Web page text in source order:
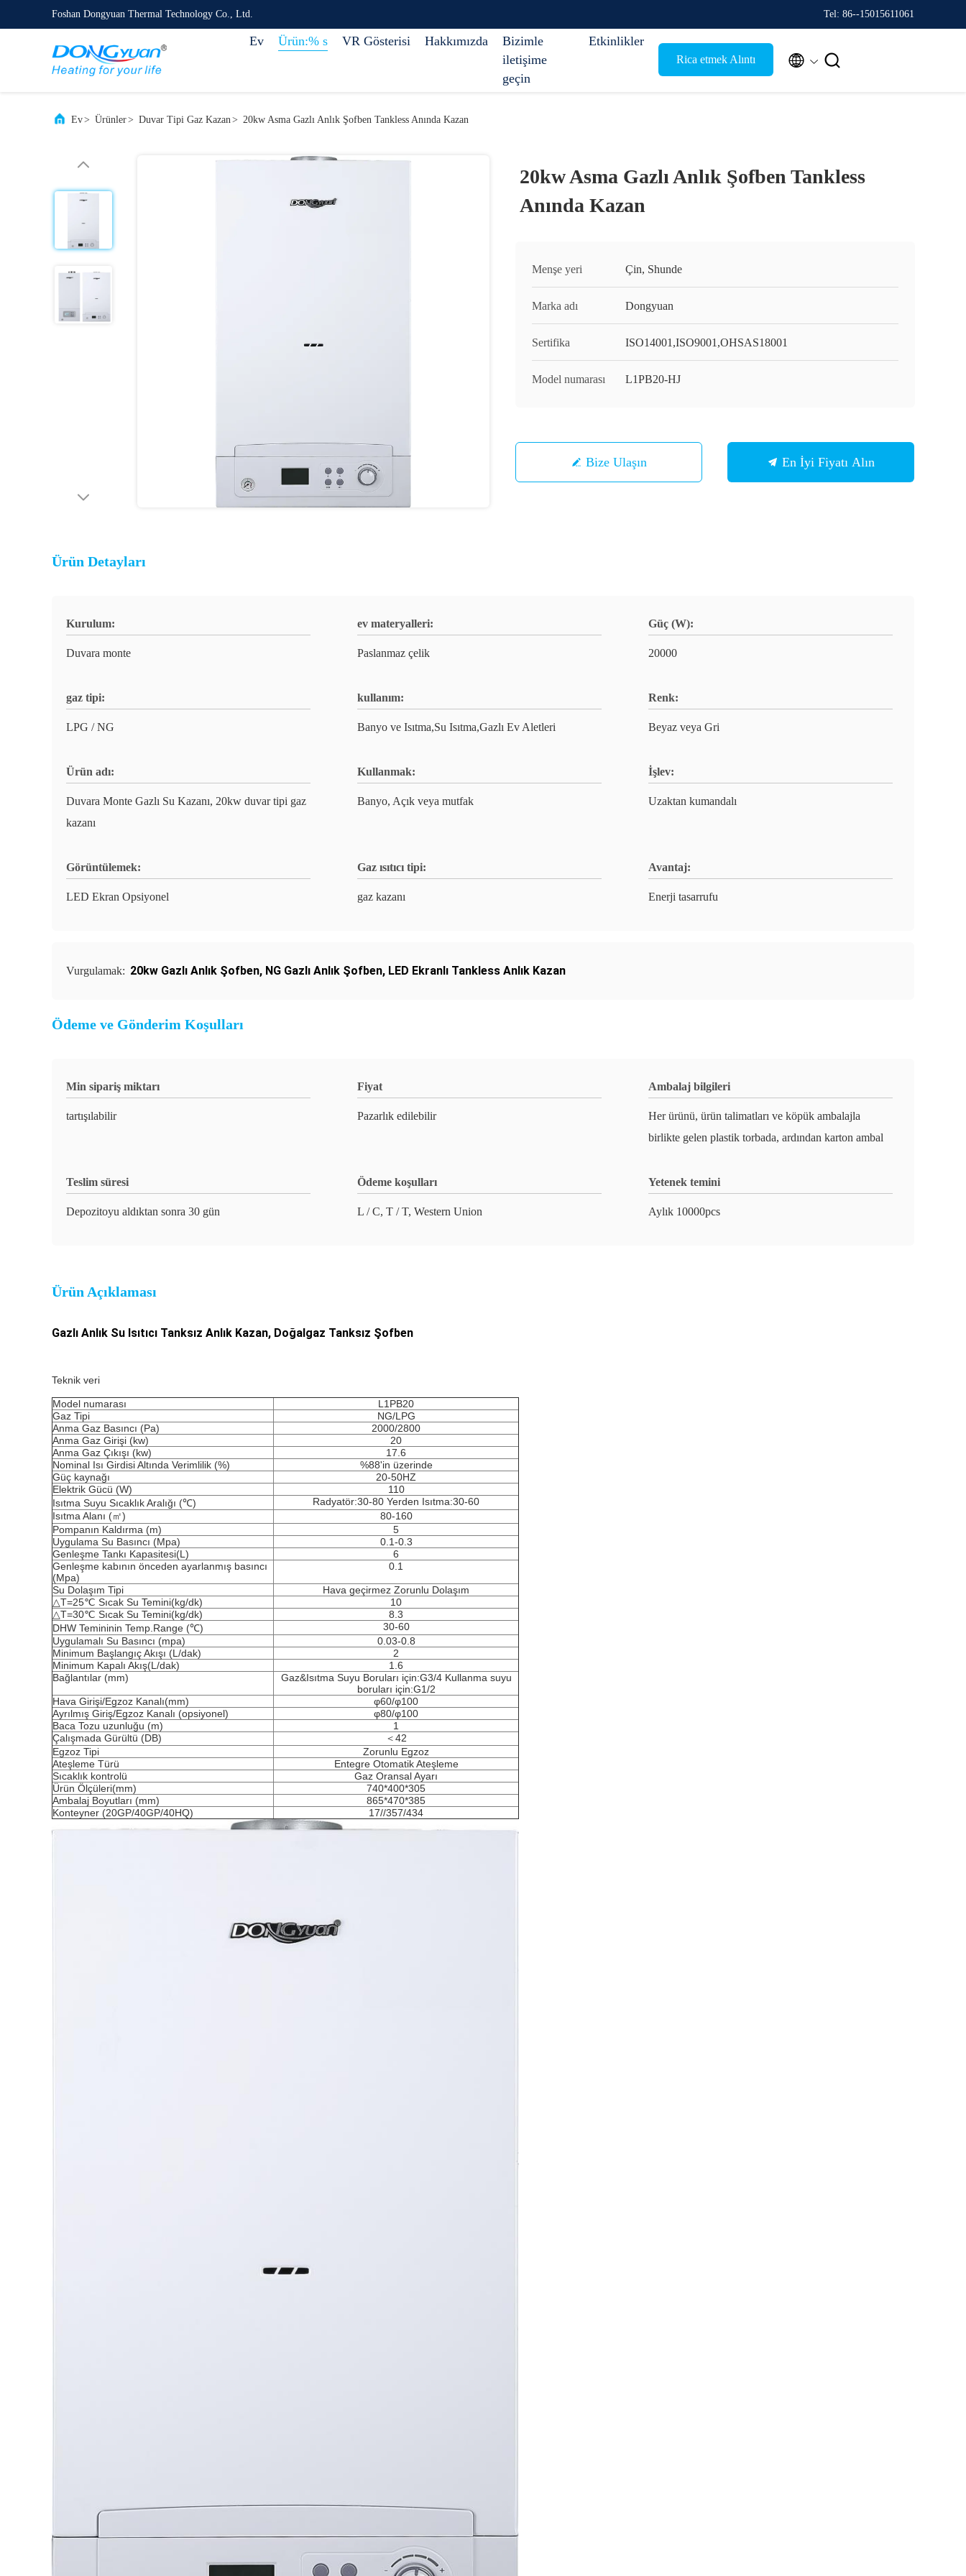
Foshan Dongyuan Thermal Technology Co., Ltd. Tel: 86--15015611061
Ev Ürün:% s VR Gösterisi Hakkımızda
Bizimle
iletişime
geçin
Etkinlikler
Rica etmek Alıntı  
Ev> Ürünler> Duvar Tipi Gaz Kazan> 20kw Asma Gazlı Anlık Şofben Tankless Anında Kazan
20kw Asma Gazlı Anlık Şofben Tankless
Anında Kazan
Menşe yeri Çin, Shunde
Marka adı Dongyuan
Sertifika ISO14001,ISO9001,OHSAS18001
Model numarası L1PB20-HJ
Bize Ulaşın En İyi Fiyatı Alın
Ürün Detayları
Kurulum:
Duvara monte
ev materyalleri:
Paslanmaz çelik
Güç (W):
20000
gaz tipi:
LPG / NG
kullanım:
Banyo ve Isıtma,Su Isıtma,Gazlı Ev Aletleri
Renk:
Beyaz veya Gri
Ürün adı:
Duvara Monte Gazlı Su Kazanı, 20kw duvar tipi gaz
kazanı
Kullanmak:
Banyo, Açık veya mutfak
İşlev:
Uzaktan kumandalı
Görüntülemek:
LED Ekran Opsiyonel
Gaz ısıtıcı tipi:
gaz kazanı
Avantaj:
Enerji tasarrufu
Vurgulamak: 20kw Gazlı Anlık Şofben, NG Gazlı Anlık Şofben, LED Ekranlı Tankless Anlık Kazan
Ödeme ve Gönderim Koşulları
Min sipariş miktarı
tartışılabilir
Fiyat
Pazarlık edilebilir
Ambalaj bilgileri
Her ürünü, ürün talimatları ve köpük ambalajla
birlikte gelen plastik torbada, ardından karton ambal
Teslim süresi
Depozitoyu aldıktan sonra 30 gün
Ödeme koşulları
L / C, T / T, Western Union
Yetenek temini
Aylık 10000pcs
Ürün Açıklaması
Gazlı Anlık Su Isıtıcı Tanksız Anlık Kazan, Doğalgaz Tanksız Şofben
Teknik veri
Model numarası
L1PB20
Gaz Tipi
NG/LPG
Anma Gaz Basıncı (Pa)
2000/2800
Anma Gaz Girişi (kw)
20
Anma Gaz Çıkışı (kw)
17.6
Nominal Isı Girdisi Altında Verimlilik (%)
%88'in üzerinde
Güç kaynağı
20-50HZ
Elektrik Gücü (W)
110
Isıtma Suyu Sıcaklık Aralığı (℃)
Radyatör:30-80 Yerden Isıtma:30-60
Isıtma Alanı (㎡)
80-160
Pompanın Kaldırma (m)
5
Uygulama Su Basıncı (Mpa)
0.1-0.3
Genleşme Tankı Kapasitesi(L)
6
Genleşme kabının önceden ayarlanmış basıncı
(Mpa)
0.1
Su Dolaşım Tipi
Hava geçirmez Zorunlu Dolaşım
△T=25℃ Sıcak Su Temini(kg/dk)
10
△T=30℃ Sıcak Su Temini(kg/dk)
8.3
DHW Temininin Temp.Range (℃)
30-60
Uygulamalı Su Basıncı (mpa)
0.03-0.8
Minimum Başlangıç ​​Akışı (L/dak)
2
Minimum Kapalı Akış(L/dak)
1.6
Bağlantılar (mm)
Gaz&Isıtma Suyu Boruları için:G3/4 Kullanma suyu
boruları için:G1/2
Hava Girişi/Egzoz Kanalı(mm)
φ60/φ100
Ayrılmış Giriş/Egzoz Kanalı (opsiyonel)
φ80/φ100
Baca Tozu uzunluğu (m)
1
Çalışmada Gürültü (DB)
＜42
Egzoz Tipi
Zorunlu Egzoz
Ateşleme Türü
Entegre Otomatik Ateşleme
Sıcaklık kontrolü
Gaz Oransal Ayarı
Ürün Ölçüleri(mm)
740*400*305
Ambalaj Boyutları (mm)
865*470*385
Konteyner (20GP/40GP/40HQ)
17//357/434